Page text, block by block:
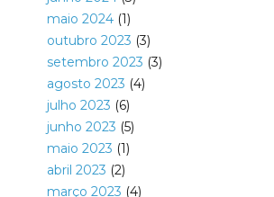
maio 2024(1)
outubro 2023 (3)
setembro 2023 (3)
agosto 2023 (4)
julho 2023 (6)
junho 2023 (5)
maio 2023 (1)
abril 2023 (2)
março 2023 (4)